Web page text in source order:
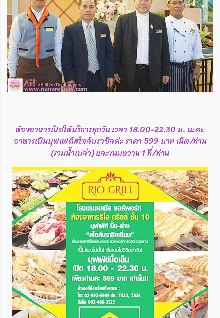
ห้องอาหารเปิดให้บริการทุกวัน เวลา 18.00-22.30 น. นะคะ
อาหารเป็นบุฟเฟต์สไตล์บราซิลค่ะ ราคา 599 บาท เน็ต/ท่าน
(รวมน้ำเปล่า) และขนมหวาน 1 ที่/ท่าน